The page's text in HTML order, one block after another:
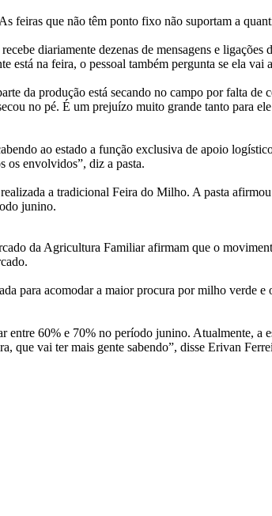
feiras que não têm ponto fixo não suportam a
diariamente dezenas de mensagens e ligações
na feira, o pessoal também pergunta se ela vai
da produção está secando no campo por falta de
no pé. É um prejuízo muito grande tanto para
ao estado a função exclusiva de apoio
os envolvidos”, diz a pasta.
a tradicional Feira do Milho. A pasta
junino.
da Agricultura Familiar afirmam que o
para acomodar a maior procura por milho verde
entre 60% e 70% no período junino. Atualmente,
que vai ter mais gente sabendo”, disse Erivan